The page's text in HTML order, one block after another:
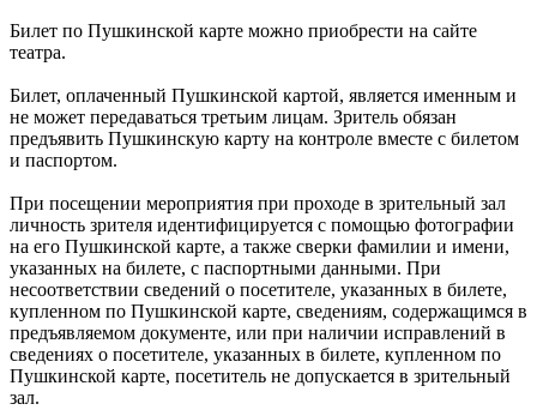
Билет по Пушкинской карте можно приобрести на сайте
театра.
Билет, оплаченный Пушкинской картой, является именным и
не может передаваться третьим лицам. Зритель обязан
предъявить Пушкинскую карту на контроле вместе с билетом
и паспортом.
При посещении мероприятия при проходе в зрительный зал
личность зрителя идентифицируется с помощью фотографии
на его Пушкинской карте, а также сверки фамилии и имени,
указанных на билете, с паспортными данными. При
несоответствии сведений о посетителе, указанных в билете,
купленном по Пушкинской карте, сведениям, содержащимся в
предъявляемом документе, или при наличии исправлений в
сведениях о посетителе, указанных в билете, купленном по
Пушкинской карте, посетитель не допускается в зрительный
зал.